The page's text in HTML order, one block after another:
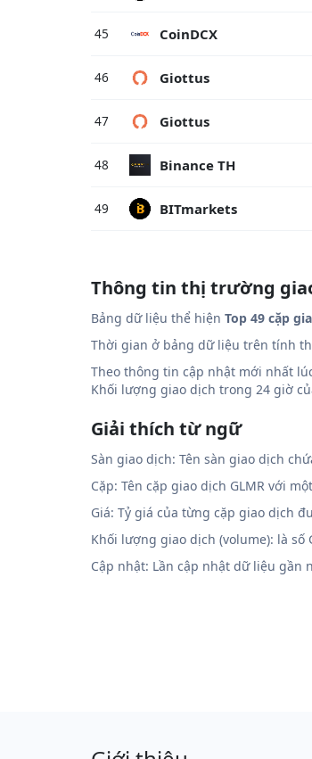
45 CoinDCX
46 Giottus
47 Giottus
48 Binance TH
49 BITmarkets
Thông tin thị trường
Bảng dữ liệu thể hiện Top 49 cặp
Thời gian ở bảng dữ liệu trên tính
Theo thông tin cập nhật mới nhất
Khối lượng giao dịch trong 24 giờ
Giải thích từ ngữ
Sàn giao dịch: Tên sàn giao dịch
Cặp: Tên cặp giao dịch GLMR với
Giá: Tỷ giá của từng cặp giao dịch
Khối lượng giao dịch (volume): là số
Cập nhật: Lần cập nhật dữ liệu gần